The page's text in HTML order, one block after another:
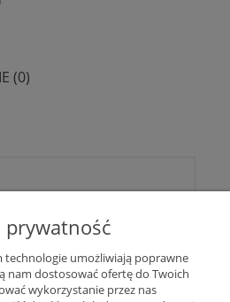
(0)
prywatność
technologie umożliwiają poprawne
nam dostosować ofertę do Twoich
wykorzystanie przez nas